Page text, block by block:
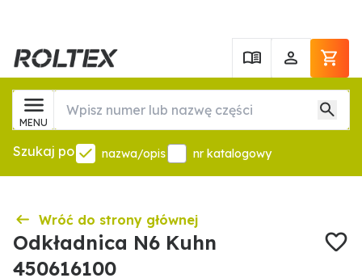
MENU
Szukaj po nazwa/opis nr katalogowy
Wróć do strony głównej
Odkładnica N6 Kuhn
450616100